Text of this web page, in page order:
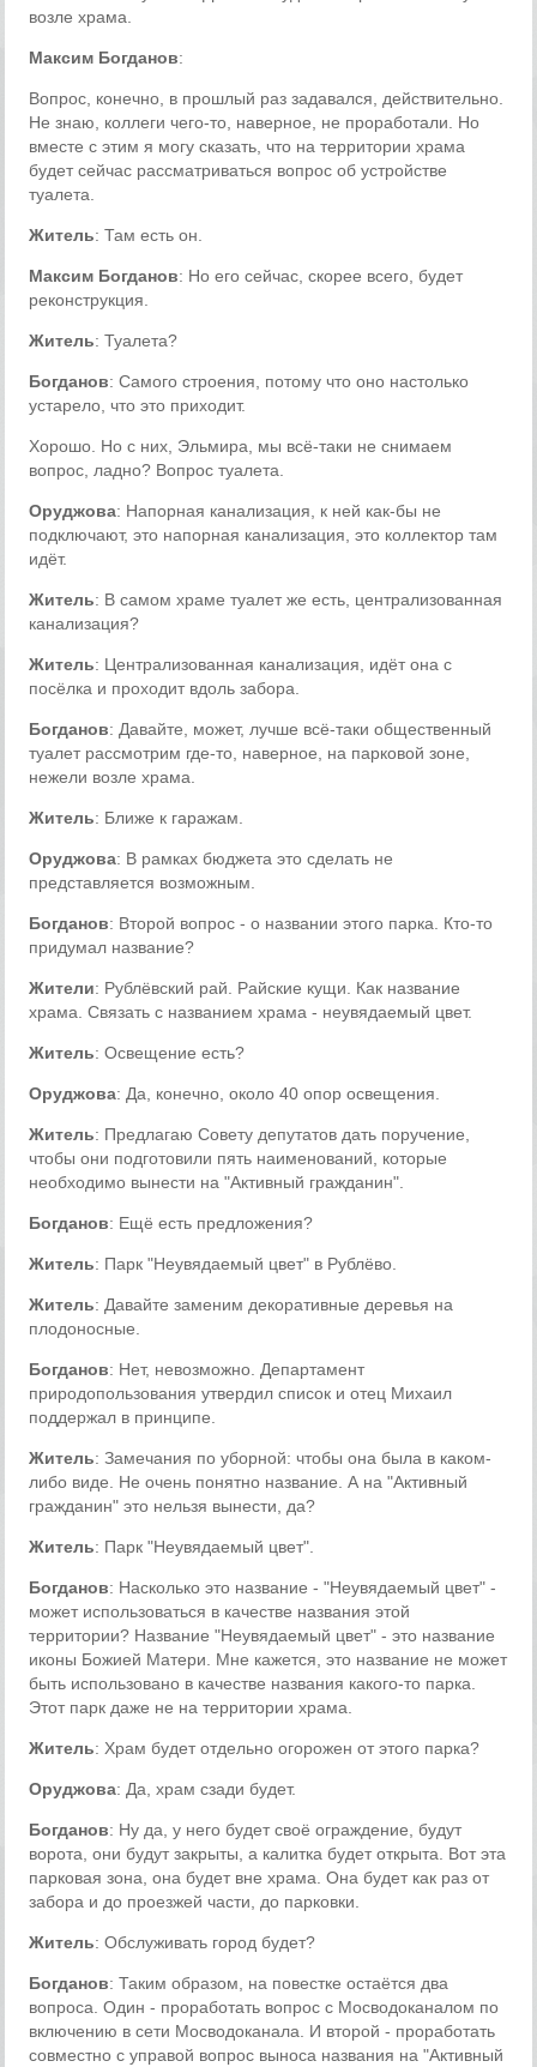
возле храма.
Максим Богданов:
Вопрос, конечно, в прошлый раз задавался, действительно.
Не знаю, коллеги чего-то, наверное, не проработали. Но
вместе с этим я могу сказать, что на территории храма
будет сейчас рассматриваться вопрос об устройстве
туалета.
Житель: Там есть он.
Максим Богданов: Но его сейчас, скорее всего, будет
реконструкция.
Житель: Туалета?
Богданов: Самого строения, потому что оно настолько
устарело, что это приходит.
Хорошо. Но с них, Эльмира, мы всё-таки не снимаем
вопрос, ладно? Вопрос туалета.
Оруджова: Напорная канализация, к ней как-бы не
подключают, это напорная канализация, это коллектор там
идёт.
Житель: В самом храме туалет же есть, централизованная
канализация?
Житель: Централизованная канализация, идёт она с
посёлка и проходит вдоль забора.
Богданов: Давайте, может, лучше всё-таки общественный
туалет рассмотрим где-то, наверное, на парковой зоне,
нежели возле храма.
Житель: Ближе к гаражам.
Оруджова: В рамках бюджета это сделать не
представляется возможным.
Богданов: Второй вопрос - о названии этого парка. Кто-то
придумал название?
Жители: Рублёвский рай. Райские кущи. Как название
храма. Связать с названием храма - неувядаемый цвет.
Житель: Освещение есть?
Оруджова: Да, конечно, около 40 опор освещения.
Житель: Предлагаю Совету депутатов дать поручение,
чтобы они подготовили пять наименований, которые
необходимо вынести на "Активный гражданин".
Богданов: Ещё есть предложения?
Житель: Парк "Неувядаемый цвет" в Рублёво.
Житель: Давайте заменим декоративные деревья на
плодоносные.
Богданов: Нет, невозможно. Департамент
природопользования утвердил список и отец Михаил
поддержал в принципе.
Житель: Замечания по уборной: чтобы она была в каком-
либо виде. Не очень понятно название. А на "Активный
гражданин" это нельзя вынести, да?
Житель: Парк "Неувядаемый цвет".
Богданов: Насколько это название - "Неувядаемый цвет" -
может использоваться в качестве названия этой
территории? Название "Неувядаемый цвет" - это название
иконы Божией Матери. Мне кажется, это название не может
быть использовано в качестве названия какого-то парка.
Этот парк даже не на территории храма.
Житель: Храм будет отдельно огорожен от этого парка?
Оруджова: Да, храм сзади будет.
Богданов: Ну да, у него будет своё ограждение, будут
ворота, они будут закрыты, а калитка будет открыта. Вот эта
парковая зона, она будет вне храма. Она будет как раз от
забора и до проезжей части, до парковки.
Житель: Обслуживать город будет?
Богданов: Таким образом, на повестке остаётся два
вопроса. Один - проработать вопрос с Мосводоканалом по
включению в сети Мосводоканала. И второй - проработать
совместно с управой вопрос выноса названия на "Активный